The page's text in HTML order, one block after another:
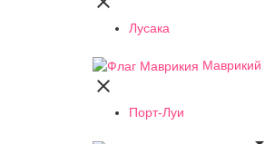
Лусака
Маврикий

Порт-Луи